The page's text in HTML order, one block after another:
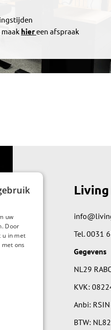
hiereen afspraak
Tel.0031
Gegevens
NL29
KVK:
Anbi:
BTW:
uw
Door
u in met
ons